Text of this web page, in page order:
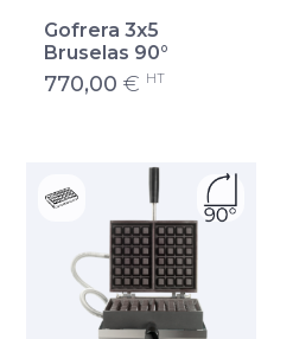
Gofrera 3x5
Bruselas 90°
770,00 € HT